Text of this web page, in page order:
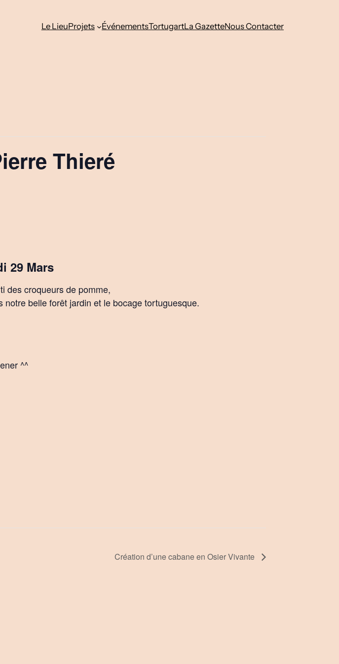
Le LieuProjets ÉvénementsTortugartLa GazetteNous Contacter
Thieré
29 Mars
des croqueurs de pomme,
belle forêt jardin et le bocage tortuguesque.
^^
Création d’une cabane en Osier Vivante